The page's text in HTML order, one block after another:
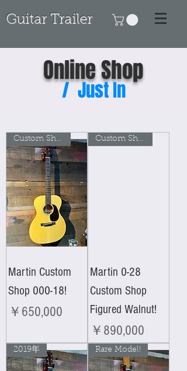
Guitar Trailer
Online Shop
/Just In
Custom Shop! 新品！
Martin Custom
Shop 000-18!
価格
￥650,000
Custom Shop! 新品！
Martin 0-28
Custom Shop
Figured Walnut!
価格
￥890,000
2019年 Rare Model!